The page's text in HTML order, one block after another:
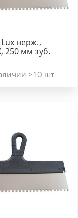
нерж.,
250 мм зуб.
>10 шт